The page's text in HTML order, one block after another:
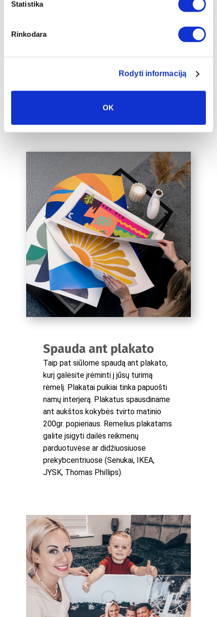
Statistika
Rinkodara
Rodyti informaciją
OK
įrėminimas
papildomai įrėminti į baltą, juodą arba
pavers dar prabangesniu namų
mumis el. paštu labas@drobiunamai.lt
Spauda ant plakato
Taip pat siūlome spaudą ant plakato,
kurį galėsite įrėminti į jūsų turimą
rėmelį. Plakatai puikiai tinka papuošti
namų interjerą. Plakatus spausdiname
ant aukštos kokybės tvirto matinio
200gr. popieriaus. Rėmelius plakatams
galite įsigyti dailės reikmenų
parduotuvėse ar didžiuosiuose
prekybcentriuose (Senukai, IKEA,
JYSK, Thomas Phillips).